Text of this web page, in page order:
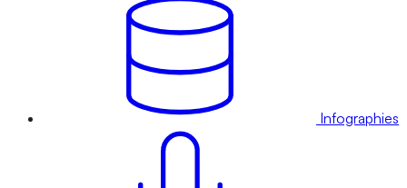
Infographies